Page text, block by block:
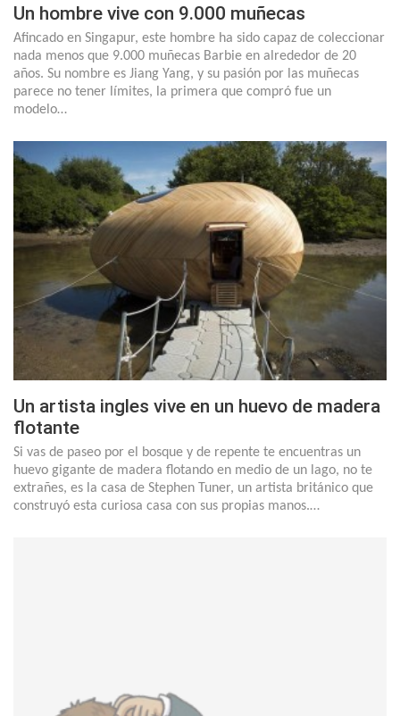
Un hombre vive con 9.000 muñecas
Afincado en Singapur, este hombre ha sido capaz de coleccionar
nada menos que 9.000 muñecas Barbie en alrededor de 20
años. Su nombre es Jiang Yang, y su pasión por las muñecas
parece no tener límites, la primera que compró fue un
modelo…
Un artista ingles vive en un huevo de madera
flotante
Si vas de paseo por el bosque y de repente te encuentras un
huevo gigante de madera flotando en medio de un lago, no te
extrañes, es la casa de Stephen Tuner, un artista británico que
construyó esta curiosa casa con sus propias manos.…